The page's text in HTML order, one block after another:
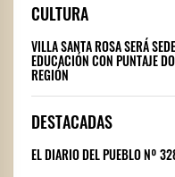
CULTURA
VILLA SANTA ROSA SERÁ
EDUCACIÓN CON PUNTAJE
REGIÓN
DESTACADAS
EL DIARIO DEL PUEBLO Nº